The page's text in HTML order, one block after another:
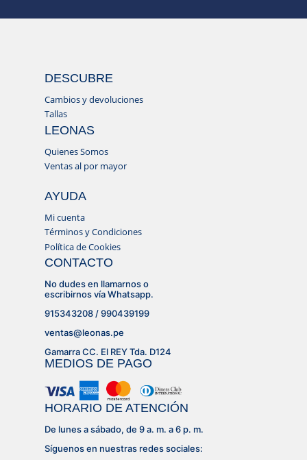
DESCUBRE
Cambios y devoluciones
Tallas
LEONAS
Quienes Somos
Ventas al por mayor
AYUDA
Mi cuenta
Términos y Condiciones
Política de Cookies
CONTACTO
No dudes en llamarnos o
escribirnos vía Whatsapp.
915343208 / 990439199
ventas@leonas.pe
Gamarra CC. El REY Tda. D124
MEDIOS DE PAGO
HORARIO DE ATENCIÓN
De lunes a sábado, de 9 a. m. a 6 p. m.
Síguenos en nuestras redes sociales: